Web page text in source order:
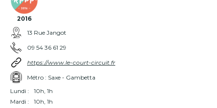
2016
13 Rue Jangot
09 54 36 61 29
https://www.le-court-circuit.fr
Métro : Saxe - Gambetta
Lundi :
10h, 1h
Mardi :
10h, 1h